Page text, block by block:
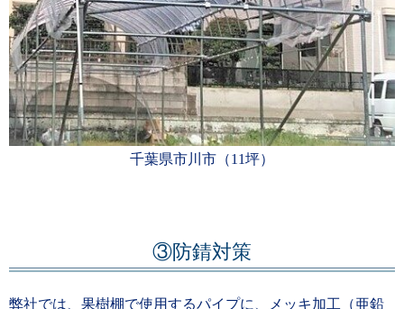
千葉県市川市（11坪）
③防錆対策
弊社では、果樹棚で使用するパイプに、メッキ加工（亜鉛